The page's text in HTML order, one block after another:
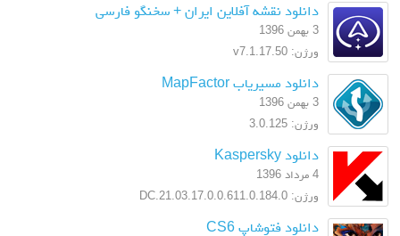
دانلود نقشه آفلاین ایران + سخنگو فارسی
3 بهمن 1396
ورژن: v7.1.17.50
دانلود مسیریاب MapFactor
3 بهمن 1396
ورژن: 3.0.125
دانلود Kaspersky
4 مرداد 1396
ورژن: 17.0.0.611.0.184.0.DC.21.03
دانلود فتوشاپ CS6